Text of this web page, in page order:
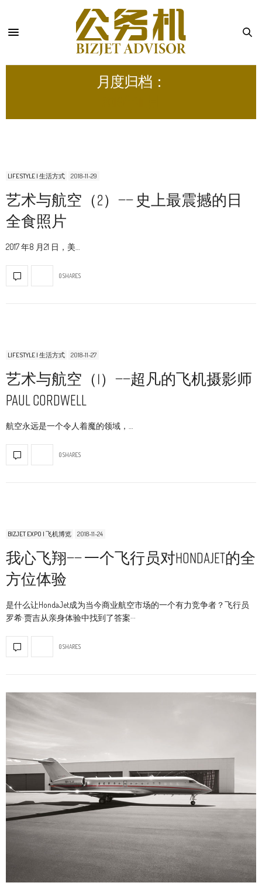
月度归档：
LIFESTYLE | 生活方式 2018-11-29
艺术与航空（2）—— 史上最震撼的日
全食照片
2017 年8 月21 日，美…
0 SHARES
LIFESTYLE | 生活方式 2018-11-27
艺术与航空（1）——超凡的飞机摄影师
Paul Cordwell
航空永远是一个令人着魔的领域，…
0 SHARES
BIZJET EXPO | 飞机博览 2018-11-24
我心飞翔—— 一个飞行员对HondaJet的全
方位体验
是什么让HondaJet成为当今商业航空市场的一个有力竞争者？飞行员
罗希·贾吉从亲身体验中找到了答案···
0 SHARES